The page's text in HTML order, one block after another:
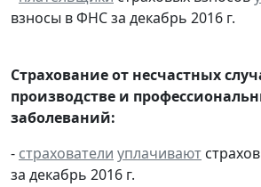
взносы в ФНС за декабрь 2016 г.
Страхование от несчастных
производстве и
заболеваний:
- страхователи уплачивают
за декабрь 2016 г.